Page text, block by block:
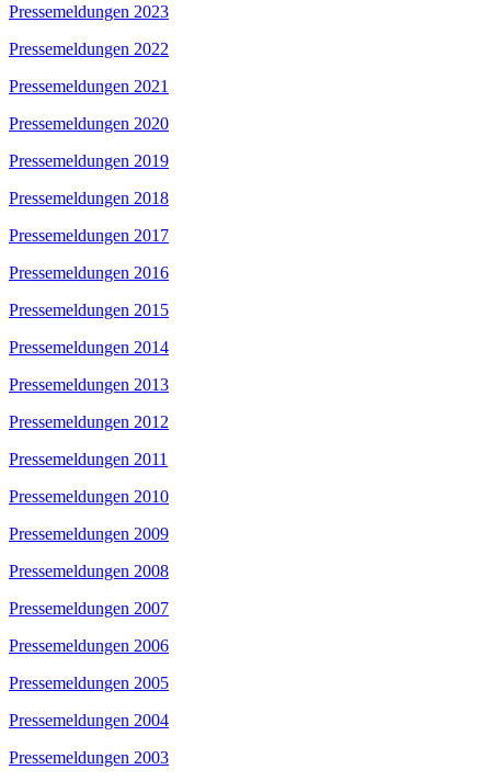
Pressemeldungen 2023
Pressemeldungen 2022
Pressemeldungen 2021
Pressemeldungen 2020
Pressemeldungen 2019
Pressemeldungen 2018
Pressemeldungen 2017
Pressemeldungen 2016
Pressemeldungen 2015
Pressemeldungen 2014
Pressemeldungen 2013
Pressemeldungen 2012
Pressemeldungen 2011
Pressemeldungen 2010
Pressemeldungen 2009
Pressemeldungen 2008
Pressemeldungen 2007
Pressemeldungen 2006
Pressemeldungen 2005
Pressemeldungen 2004
Pressemeldungen 2003